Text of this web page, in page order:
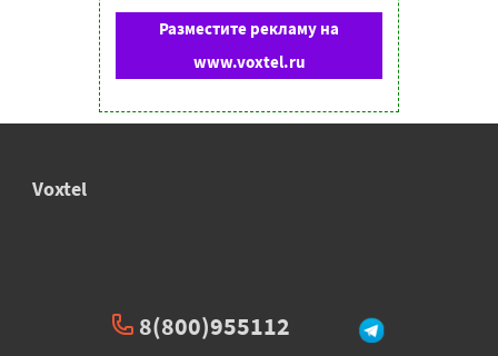
Разместите рекламу на
www.voxtel.ru
Voxtel
8(800)955112